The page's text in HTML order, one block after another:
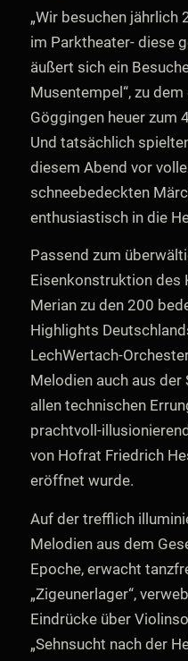
„Wir besuchen jährlich
im Parktheater- diese
äußert sich ein
Musentempel“, zu
Göggingen heuer zum
Und tatsächlich
diesem Abend vor
schneebedeckten
enthusiastisch in die
Passend zum
Eisenkonstruktion des
Merian zu den 200
Highlights
LechWertach-
Melodien auch aus
allen technischen
prachtvoll-
von Hofrat Friedrich
eröffnet wurde.
Auf der trefflich
Melodien aus dem
Epoche, erwacht
„Zigeunerlager“,
Eindrücke über
„Sehnsucht nach der